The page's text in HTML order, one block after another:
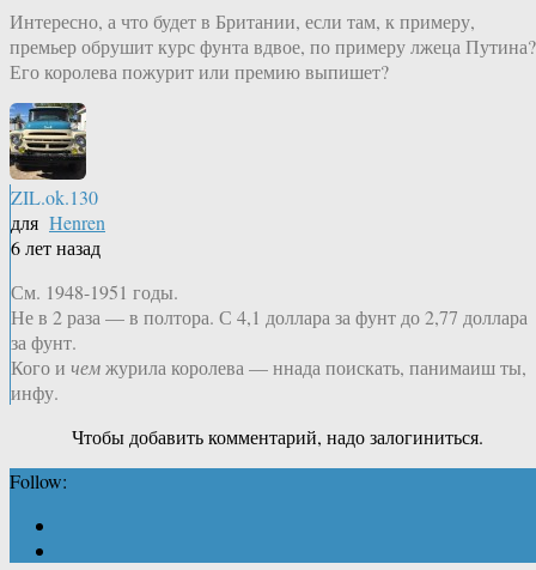
Интересно, а что будет в Британии, если там, к примеру,
премьер обрушит курс фунта вдвое, по примеру лжеца Путина?
Его королева пожурит или премию выпишет?
ZIL.ok.130
для Henren
6 лет назад
См. 1948-1951 годы.
Не в 2 раза — в полтора. С 4,1 доллара за фунт до 2,77 доллара
за фунт.
Кого и чемжурила королева — ннада поискать, панимаиш ты,
инфу.
Чтобы добавить комментарий, надо залогиниться.
Follow: